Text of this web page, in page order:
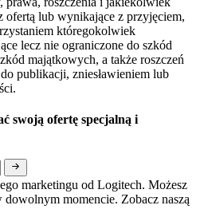
ofertą lub wynikające z przyjęciem,
któregokolwiek
lecz nie ograniczone do szkód
majątkowych, a także roszczeń
publikacji, zniesławieniem lub
swoją ofertę specjalną i
marketingu od Logitech. Możesz
momencie. Zobacz naszą